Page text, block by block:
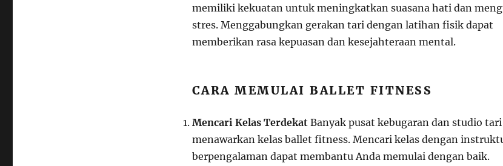
memiliki kekuatan untuk meningkatkan suasana hati dan
stres. Menggabungkan gerakan tari dengan latihan fisik dapat
memberikan rasa kepuasan dan kesejahteraan mental.
CARA MEMULAI BALLET FITNESS
Mencari Kelas TerdekatBanyak pusat kebugaran dan studio tari
menawarkan kelas ballet fitness. Mencari kelas dengan
berpengalaman dapat membantu Anda memulai dengan baik.